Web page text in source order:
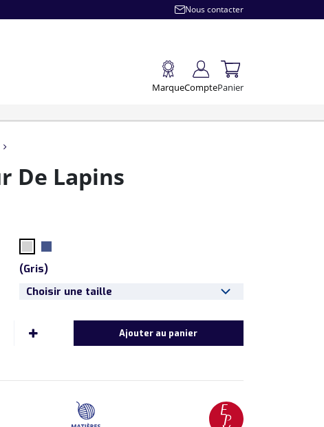
Nous contacter
MarqueComptePanier
De Lapins
(Gris)
Choisir une taille
Ajouter au panier